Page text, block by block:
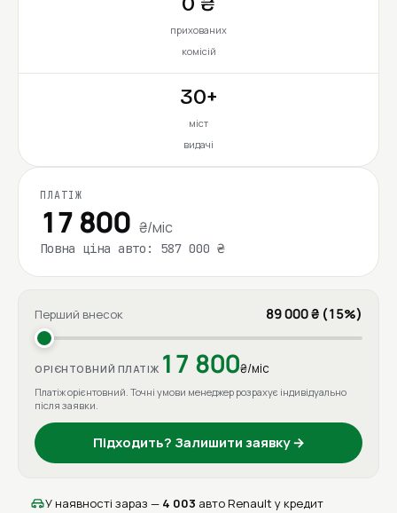
прихованих
комісій
30+
міст
видачі
ПЛАТІЖ
17 800 ₴/міс
Повна ціна авто: 587 000 ₴
Перший внесок 89 000 ₴ (15%)
ОРІЄНТОВНИЙ ПЛАТІЖ 17 800₴/міс
Платіж орієнтовний. Точні умови менеджер розрахує індивідуально
після заявки.
Підходить? Залишити заявку →
У наявності зараз — 4 003 авто Renault у кредит